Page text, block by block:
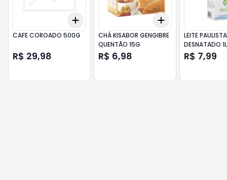
Add
CAFE COROADO 500G
R$ 29,98
10
Add
CHÁ KISABOR GENGIBRE
QUENTÃO 15G
R$ 6,98
LEITE PAULISTA
DESNATADO 1L
R$ 7,99